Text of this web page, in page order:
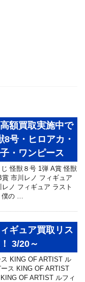
額買取実施中で
号・ヒロアカ・
・ワンピース
怪獣８号 1弾 A賞 怪獣
市川レノ フィギュア
ノ フィギュア ラスト
の …
ギュア買取リス
3/20～
KING OF ARTIST ル
ス KING OF ARTIST
OF ARTIST ルフィ